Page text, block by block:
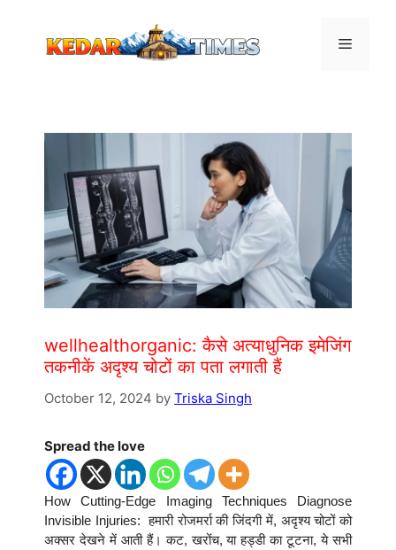
Menu
wellhealthorganic: कैसे अत्याधुनिक इमेजिंग
तकनीकें अदृश्य चोटों का पता लगाती हैं
October 12, 2024 by Triska Singh
Spread the love
How Cutting-Edge Imaging Techniques Diagnose
Invisible Injuries: हमारी रोजमर्रा की जिंदगी में, अदृश्य चोटों को
अक्सर देखने में आती हैं। कट, खरोंच, या हड्डी का टूटना, ये सभी